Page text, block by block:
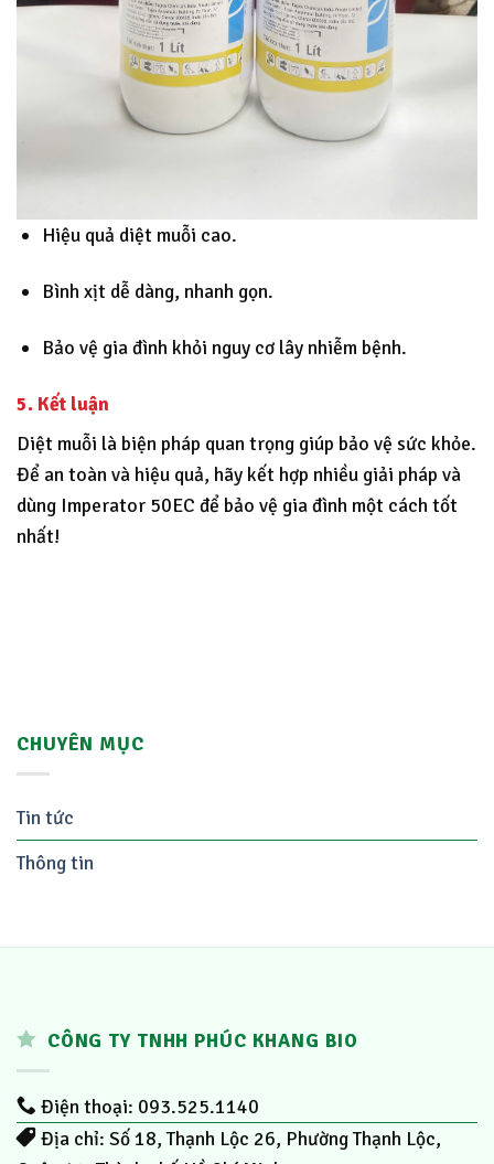
Hiệu quả diệt muỗi cao.
Bình xịt dễ dàng, nhanh gọn.
Bảo vệ gia đình khỏi nguy cơ lây nhiễm bệnh.
5. Kết luận
Diệt muỗi là biện pháp quan trọng giúp bảo vệ sức khỏe.
Để an toàn và hiệu quả, hãy kết hợp nhiều giải pháp và
dùng Imperator 50EC để bảo vệ gia đình một cách tốt
nhất!
CHUYÊN MỤC
Tin tức
Thông tin
CÔNG TY TNHH PHÚC KHANG BIO
Điện thoại: 093.525.1140
Địa chỉ: Số 18, Thạnh Lộc 26, Phường Thạnh Lộc,